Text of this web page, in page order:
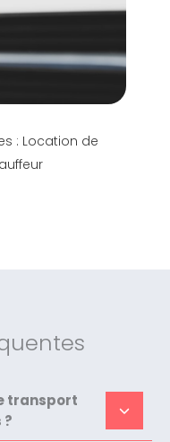
: Location de
transport